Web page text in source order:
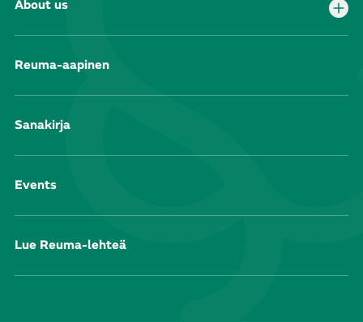
About us
Reuma-aapinen
Sanakirja
Events
Lue Reuma-lehteä